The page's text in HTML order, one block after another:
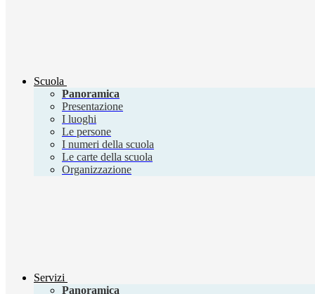
Scuola
Panoramica
Presentazione
I luoghi
Le persone
I numeri della scuola
Le carte della scuola
Organizzazione
Servizi
Panoramica